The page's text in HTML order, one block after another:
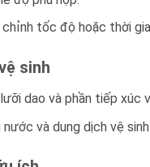
tốc độ hoặc thời
sinh
dao và phần tiếp xúc
và dung dịch vệ